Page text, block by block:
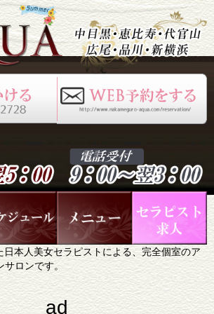
日本人美女セラピストによる、完全個室のア
サロンです。
ad